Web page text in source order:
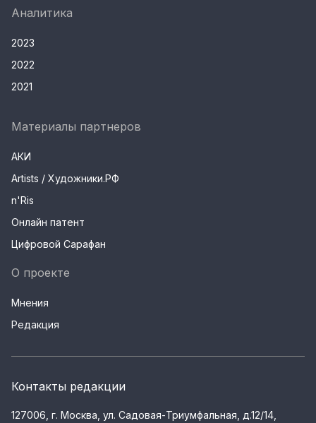
Аналитика
2023
2022
2021
Материалы партнеров
АКИ
Artists / Художники.РФ
n'Ris
Онлайн патент
Цифровой Сарафан
О проекте
Мнения
Редакция
Контакты редакции
127006, г. Москва, ул. Садовая-Триумфальная, д.12/14,